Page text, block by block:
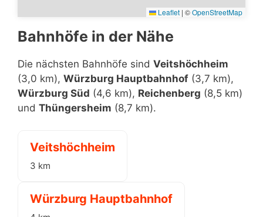
Leaflet | ©OpenStreetMap
Bahnhöfe in der Nähe
Die nächsten Bahnhöfe sind Veitshöchheim
(3,0 km), Würzburg Hauptbahnhof (3,7 km),
Würzburg Süd (4,6 km), Reichenberg (8,5 km)
und Thüngersheim (8,7 km).
Veitshöchheim
3 km
Würzburg Hauptbahnhof